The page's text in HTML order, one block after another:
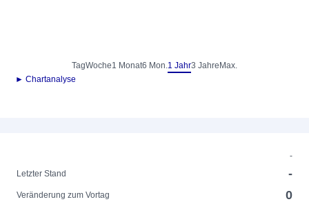
TagWoche1 Monat6 Mon.1 Jahr3 Jahre Max.
► Chartanalyse
-
Letzter Stand
-
Veränderung zum Vortag 0